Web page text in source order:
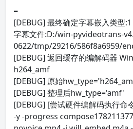
=
[DEBUG] 最终确定字幕嵌入类型
字幕文件:D:/win-pyvideotrans-
0622/tmp/29216/586f8a6959/
[DEBUG] 返回缓存的编解码器
h264_amf
[DEBUG] 原始
[DEBUG] 整理后hw_type='amf'
[DEBUG] [尝试硬件编解码执行命
-y -progress